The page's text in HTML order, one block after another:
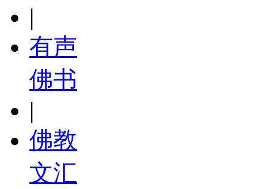
|
有声
佛书
|
佛教
文汇